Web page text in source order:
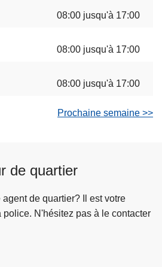
08:00 jusqu'à 17:00
08:00 jusqu'à 17:00
08:00 jusqu'à 17:00
Prochaine semaine >>
de quartier
de quartier? Il est votre
police. N'hésitez pas à le contacter